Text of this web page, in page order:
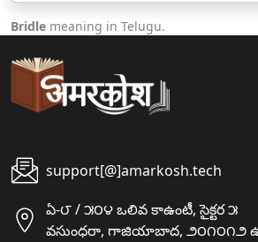
Bridle meaning in Telugu.
support[@]amarkosh.tech
ఏ-౮ / ౫౦౪ ఒలివ కాఉంటీ, సైక్టర ౫
వసుంధరా, గాజియాబాద, ౨౦౧౦౧౨